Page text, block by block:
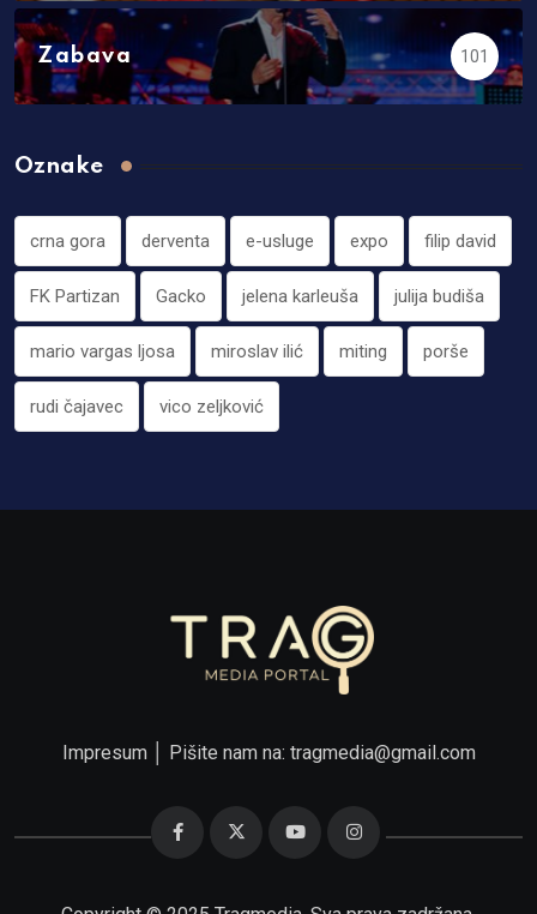
Zabava 101
Oznake
crna gora derventa e-usluge expo filip david
FK Partizan Gacko jelena karleuša julija budiša
mario vargas ljosa miroslav ilić miting porše
rudi čajavec vico zeljković
Impresum│ Pišite nam na: tragmedia@gmail.com